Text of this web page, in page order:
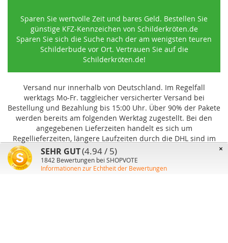
Sparen Sie wertvolle Zeit und bares Geld. Bestellen Sie
günstige KFZ-Kennzeichen von Schilderkröten.de
Sparen Sie sich die Suche nach der am wenigsten teuren
Schilderbude vor Ort. Vertrauen Sie auf die
Schilderkröten.de!
Versand nur innerhalb von Deutschland. Im Regelfall
werktags Mo-Fr. taggleicher versicherter Versand bei
Bestellung und Bezahlung bis 15:00 Uhr. Über 90% der Pakete
werden bereits am folgenden Werktag zugestellt. Bei den
angegebenen Lieferzeiten handelt es sich um
Regellieferzeiten, längere Laufzeiten durch die DHL sind im
Einzelfall möglich und können von uns nicht beeinflusst
werden.
×
SEHR GUT(4.94 / 5)
1842 Bewertungen bei SHOPVOTE
Informationen zur Echtheit der Bewertungen